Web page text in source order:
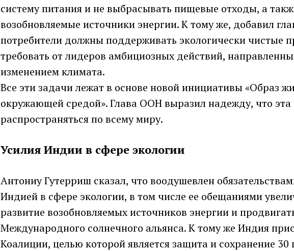
систему питания и не выбрасывать пищевые отходы, а
возобновляемые источники энергии. К тому же, добавил
потребители должны поддерживать экологически чистые
требовать от лидеров амбициозных действий,
изменением климата.
Все эти задачи лежат в основе новой инициативы «Образ
окружающей средой». Глава ООН выразил надежду, что эта
распространяться по всему миру.
Усилия Индии в сфере экологии
Антониу Гутерриш сказал, что воодушевлен
Индией в сфере экологии, в том числе ее обещаниями
развитие возобновляемых источников энергии и
Международного солнечного альянса. К тому же Индия
Коалиции, целью которой является защита и сохранение 30